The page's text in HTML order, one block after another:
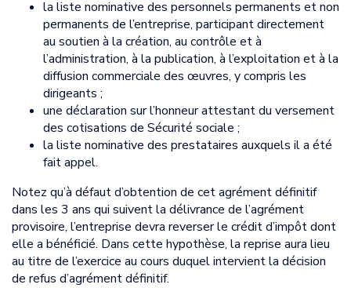
la liste nominative des personnels permanents et non
permanents de l’entreprise, participant directement
au soutien à la création, au contrôle et à
l’administration, à la publication, à l’exploitation et à la
diffusion commerciale des œuvres, y compris les
dirigeants ;
une déclaration sur l’honneur attestant du versement
des cotisations de Sécurité sociale ;
la liste nominative des prestataires auxquels il a été
fait appel.
Notez qu’à défaut d’obtention de cet agrément définitif
dans les 3 ans qui suivent la délivrance de l’agrément
provisoire, l’entreprise devra reverser le crédit d’impôt dont
elle a bénéficié. Dans cette hypothèse, la reprise aura lieu
au titre de l’exercice au cours duquel intervient la décision
de refus d’agrément définitif.